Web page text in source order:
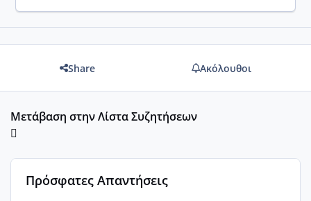
Share Ακόλουθοι
Μετάβαση στην Λίστα Συζητήσεων
Πρόσφατες Απαντήσεις